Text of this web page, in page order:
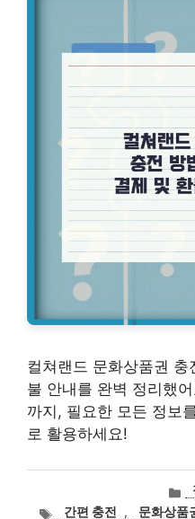
컬쳐랜드 문화상품권
불 안내를 완벽 정리했
까지, 필요한 모든 정보
로 활용하세요!
태간편 충전 , 문화상품